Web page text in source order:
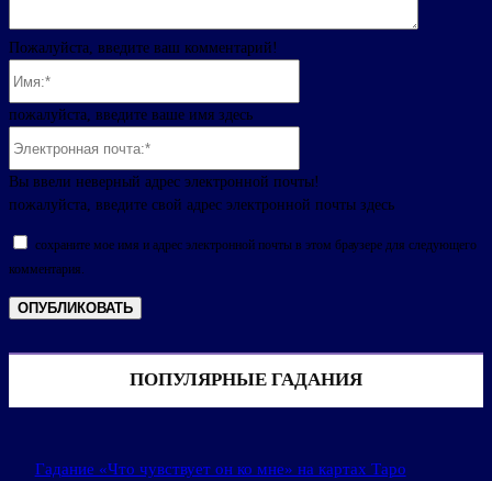
Пожалуйста, введите ваш комментарий!
пожалуйста, введите ваше имя здесь
Вы ввели неверный адрес электронной почты!
пожалуйста, введите свой адрес электронной почты здесь
сохраните мое имя и адрес электронной почты в этом браузере для следующего
комментария.
ПОПУЛЯРНЫЕ ГАДАНИЯ
Гадание «Что чувствует он ко мне» на картах Таро